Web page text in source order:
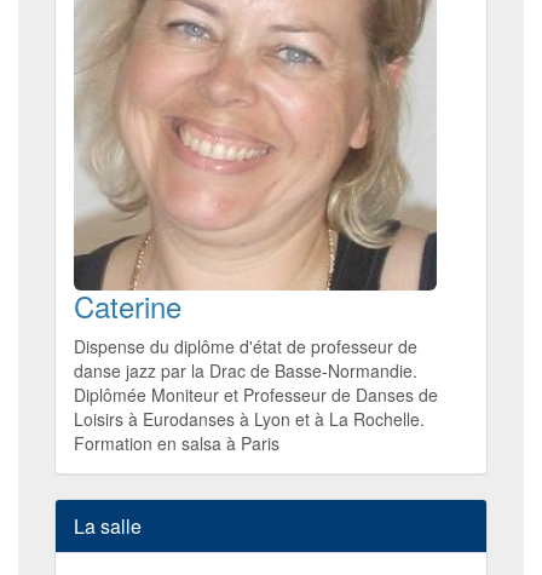
Caterine
Dispense du diplôme d'état de professeur de
danse jazz par la Drac de Basse-Normandie.
Diplômée Moniteur et Professeur de Danses de
Loisirs à Eurodanses à Lyon et à La Rochelle.
Formation en salsa à Paris
La salle